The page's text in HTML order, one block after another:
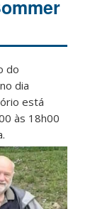
do
dia
está
às 18h00